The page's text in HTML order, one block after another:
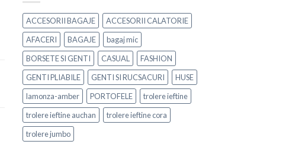
ACCESORII BAGAJE
ACCESORII CALATORIE
AFACERI
BAGAJE
bagaj mic
BORSETE SI GENTI
CASUAL
FASHION
GENTI PLIABILE
GENTI SI RUCSACURI
HUSE
lamonza-amber
PORTOFELE
trolere ieftine
trolere ieftine auchan
trolere ieftine cora
trolere jumbo